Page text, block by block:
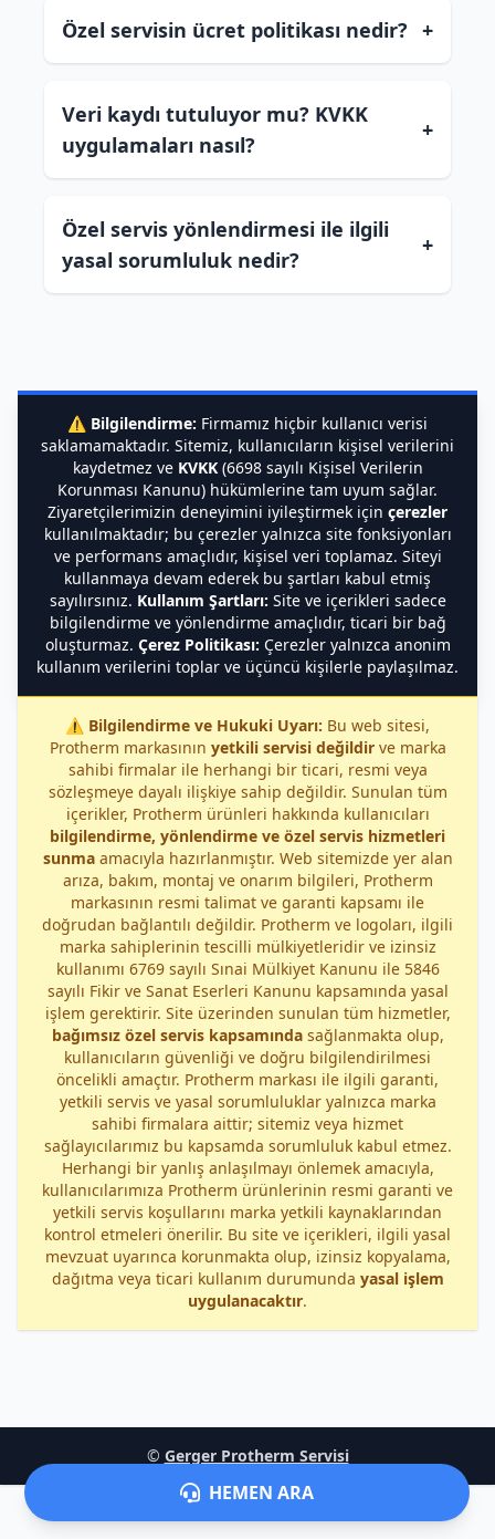
Özel servisin ücret politikası nedir? +
Veri kaydı tutuluyor mu? KVKK
uygulamaları nasıl?
+
Özel servis yönlendirmesi ile ilgili
yasal sorumluluk nedir?
+
⚠️ Bilgilendirme: Firmamız hiçbir kullanıcı verisi
saklamamaktadır. Sitemiz, kullanıcıların kişisel verilerini
kaydetmez ve KVKK(6698 sayılı Kişisel Verilerin
Korunması Kanunu) hükümlerine tam uyum sağlar.
Ziyaretçilerimizin deneyimini iyileştirmek için çerezler
kullanılmaktadır; bu çerezler yalnızca site fonksiyonları
ve performans amaçlıdır, kişisel veri toplamaz. Siteyi
kullanmaya devam ederek bu şartları kabul etmiş
sayılırsınız. Kullanım Şartları: Site ve içerikleri sadece
bilgilendirme ve yönlendirme amaçlıdır, ticari bir bağ
oluşturmaz. Çerez Politikası: Çerezler yalnızca anonim
kullanım verilerini toplar ve üçüncü kişilerle paylaşılmaz.
⚠️ Bilgilendirme ve Hukuki Uyarı: Bu web sitesi,
Protherm markasının yetkili servisi değildirve marka
sahibi firmalar ile herhangi bir ticari, resmi veya
sözleşmeye dayalı ilişkiye sahip değildir. Sunulan tüm
içerikler, Protherm ürünleri hakkında kullanıcıları
bilgilendirme, yönlendirme ve özel servis hizmetleri
sunmaamacıyla hazırlanmıştır. Web sitemizde yer alan
arıza, bakım, montaj ve onarım bilgileri, Protherm
markasının resmi talimat ve garanti kapsamı ile
doğrudan bağlantılı değildir. Protherm ve logoları, ilgili
marka sahiplerinin tescilli mülkiyetleridir ve izinsiz
kullanımı 6769 sayılı Sınai Mülkiyet Kanunu ile 5846
sayılı Fikir ve Sanat Eserleri Kanunu kapsamında yasal
işlem gerektirir. Site üzerinden sunulan tüm hizmetler,
bağımsız özel servis kapsamındasağlanmakta olup,
kullanıcıların güvenliği ve doğru bilgilendirilmesi
öncelikli amaçtır. Protherm markası ile ilgili garanti,
yetkili servis ve yasal sorumluluklar yalnızca marka
sahibi firmalara aittir; sitemiz veya hizmet
sağlayıcılarımız bu kapsamda sorumluluk kabul etmez.
Herhangi bir yanlış anlaşılmayı önlemek amacıyla,
kullanıcılarımıza Protherm ürünlerinin resmi garanti ve
yetkili servis koşullarını marka yetkili kaynaklarından
kontrol etmeleri önerilir. Bu site ve içerikleri, ilgili yasal
mevzuat uyarınca korunmakta olup, izinsiz kopyalama,
dağıtma veya ticari kullanım durumunda yasal işlem
uygulanacaktır.
© Gerger Protherm Servisi
HEMEN ARA